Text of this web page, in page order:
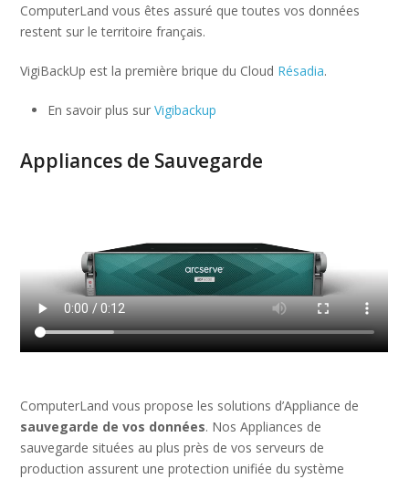
ComputerLand vous êtes assuré que toutes vos données
restent sur le territoire français.
VigiBackUp est la première brique du Cloud Résadia.
En savoir plus surVigibackup
Appliances de Sauvegarde
ComputerLand vous propose les solutions d’Appliance de
sauvegarde de vos données. Nos Appliances de
sauvegarde situées au plus près de vos serveurs de
production assurent une protection unifiée du système